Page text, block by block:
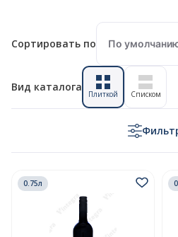
Вид каталога
Плиткой Списком
0.75л